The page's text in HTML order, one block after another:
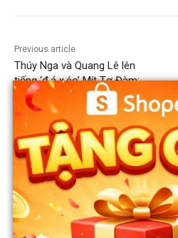
Previous article
Thúy Nga và Quang Lê lên
tiếng ‘đ.á x.éo’ Mít Tơ Đàm:
“Ví dụ chúng tôi cho nhau ăn
nhiều quá, m.ập lên, về tôi
cũng kiện được hàng chục
ngàn đô và nổi tiếng. Sau đấy
không ai thèm chơi với tôi
nữa”